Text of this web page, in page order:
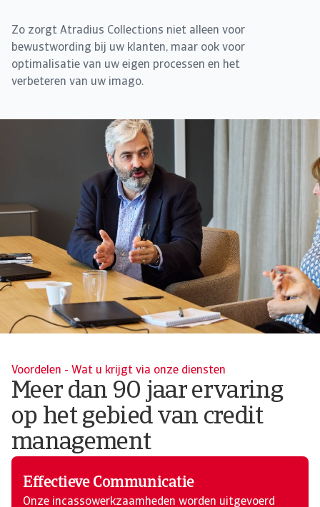
Zo zorgt Atradius Collections niet alleen voor
bewustwording bij uw klanten, maar ook voor
optimalisatie van uw eigen processen en het
verbeteren van uw imago.
Voordelen - Wat u krijgt via onze diensten
Meer dan 90 jaar ervaring
op het gebied van credit
management
Effectieve Communicatie
Onze incassowerkzaamheden worden uitgevoerd